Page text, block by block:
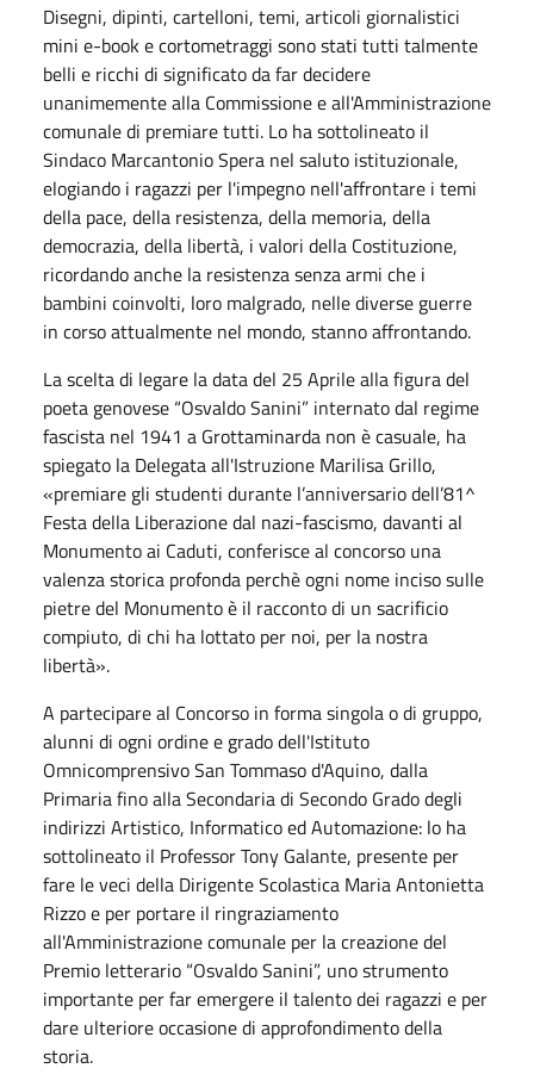
Disegni, dipinti, cartelloni, temi, articoli giornalistici
mini e-book e cortometraggi sono stati tutti talmente
belli e ricchi di significato da far decidere
unanimemente alla Commissione e all'Amministrazione
comunale di premiare tutti. Lo ha sottolineato il
Sindaco Marcantonio Spera nel saluto istituzionale,
elogiando i ragazzi per l'impegno nell'affrontare i temi
della pace, della resistenza, della memoria, della
democrazia, della libertà, i valori della Costituzione,
ricordando anche la resistenza senza armi che i
bambini coinvolti, loro malgrado, nelle diverse guerre
in corso attualmente nel mondo, stanno affrontando.
La scelta di legare la data del 25 Aprile alla figura del
poeta genovese “Osvaldo Sanini” internato dal regime
fascista nel 1941 a Grottaminarda non è casuale, ha
spiegato la Delegata all'Istruzione Marilisa Grillo,
«premiare gli studenti durante l’anniversario dell’81^
Festa della Liberazione dal nazi-fascismo, davanti al
Monumento ai Caduti, conferisce al concorso una
valenza storica profonda perchè ogni nome inciso sulle
pietre del Monumento è il racconto di un sacrificio
compiuto, di chi ha lottato per noi, per la nostra
libertà».
A partecipare al Concorso in forma singola o di gruppo,
alunni di ogni ordine e grado dell'Istituto
Omnicomprensivo San Tommaso d'Aquino, dalla
Primaria fino alla Secondaria di Secondo Grado degli
indirizzi Artistico, Informatico ed Automazione: lo ha
sottolineato il Professor Tony Galante, presente per
fare le veci della Dirigente Scolastica Maria Antonietta
Rizzo e per portare il ringraziamento
all'Amministrazione comunale per la creazione del
Premio letterario “Osvaldo Sanini”, uno strumento
importante per far emergere il talento dei ragazzi e per
dare ulteriore occasione di approfondimento della
storia.